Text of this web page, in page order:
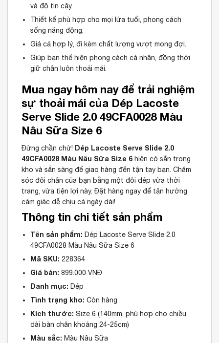
và độ tin cậy.
Thiết kế phù hợp cho mọi lứa tuổi, phong cách
sống năng động.
Giá cả hợp lý, đi kèm chất lượng vượt mong đợi.
Giúp bạn thể hiện phong cách cá nhân, đồng thời
giữ chân luôn thoải mái.
Mua ngay hôm nay để trải nghiệm
sự thoải mái của Dép Lacoste
Serve Slide 2.0 49CFA0028 Màu
Nâu Sữa Size 6
Đừng chần chừ! Dép Lacoste Serve Slide 2.0
49CFA0028 Màu Nâu Sữa Size 6 hiện có sẵn trong
kho và sẵn sàng để giao hàng đến tận tay bạn. Chăm
sóc đôi chân của bạn bằng một đôi dép vừa thời
trang, vừa tiện lợi này. Đặt hàng ngay để tận hưởng
cảm giác dễ chịu cả ngày dài!
Thông tin chi tiết sản phẩm
Tên sản phẩm: Dép Lacoste Serve Slide 2.0
49CFA0028 Màu Nâu Sữa Size 6
Mã SKU: 228364
Giá bán: 899.000 VNĐ
Danh mục: Dép
Tình trạng kho: Còn hàng
Kích thước: Size 6 (140mm, phù hợp cho chiều
dài bàn chân khoảng 24-25cm)
Màu sắc: Màu Nâu Sữa